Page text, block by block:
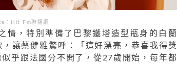
： Hit Fm聯播網
情，特別準備了巴黎鐵塔造型瓶身的白蘭
讓蔡健雅驚呼：「這好漂亮，恭喜我得獎
乎跟法國分不開了，從27歲開始，每年都